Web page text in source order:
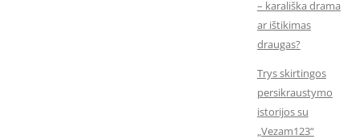
– karališka drama
ar ištikimas
draugas?
Trys skirtingos
persikraustymo
istorijos su
„Vezam123“